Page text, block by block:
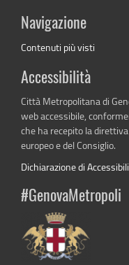
Navigazione
Contenuti più visti
Accessibilità
Città Metropolitana di
web accessibile,
che ha recepito la
europeo e del Consiglio.
Dichiarazione di
#GenovaMetropoli